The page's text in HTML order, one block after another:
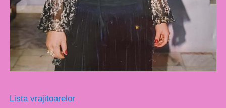
Lista vrajitoarelor